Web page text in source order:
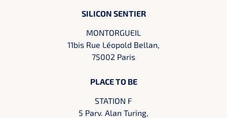
SILICON SENTIER
MONTORGUEIL
11bis Rue Léopold Bellan,
75002 Paris
PLACE TO BE
STATION F
5 Parv. Alan Turing,